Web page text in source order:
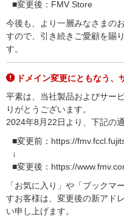
■変更後：FMV Store
今後も、より一層みなさまの
すので、引き続きご愛顧を賜
す。
ドメイン変更にともなう
平素は、当社製品およびサー
りがとうございます。
2024年8月22日より、下記の
■変更前：https://
↓
■変更後：https://
「お気に入り」や「ブックマ
すお客様は、変更後の新アド
い申し上げます。